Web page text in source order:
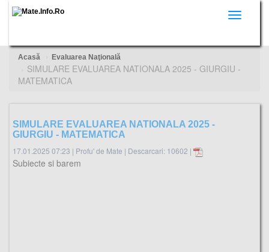
Toggle
Acasă Evaluarea Naţională
SIMULARE EVALUAREA NATIONALA 2025 - GIURGIU -
MATEMATICA
SIMULARE EVALUAREA NATIONALA 2025 -
GIURGIU - MATEMATICA
17.01.2025 07:23 | Profu' de Mate | Descarcari: 10602 |
Subiecte si barem